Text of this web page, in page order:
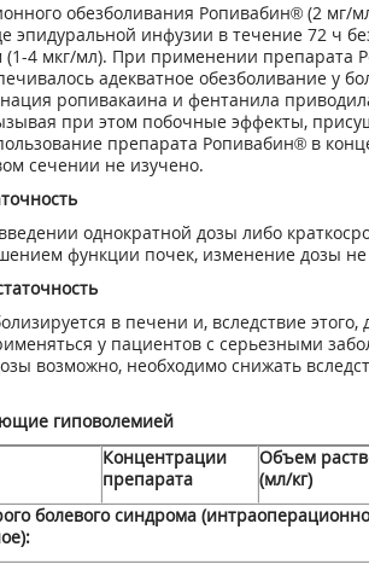
обезболивания Ропивабин® (2 мг/
эпидуральной инфузии в течение 72 ч
4 мкг/мл). При применении препарата
адекватное обезболивание у
ропивакаина и фентанила
при этом побочные эффекты,
препарата Ропивабин® в
сечении не изучено.
однократной дозы либо
функции почек, изменение дозы не
в печени и, вследствие этого,
у пациентов с серьезными
возможно, необходимо снижать
гиповолемией
Концентрации
препарата
Объем
(мл/кг)
болевого синдрома